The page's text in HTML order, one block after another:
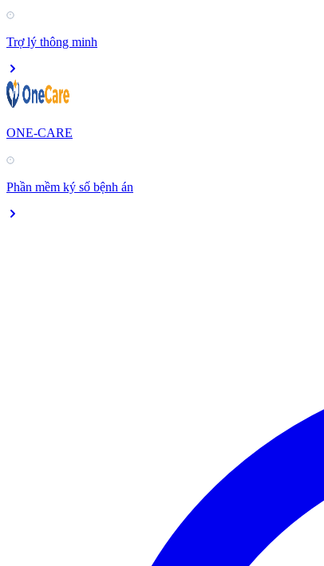
Trợ lý thông minh
ONE-CARE
Phần mềm ký số bệnh án